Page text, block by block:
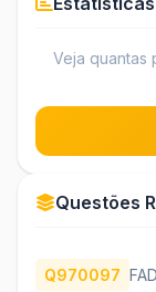
Veja quantas
Questões
Q970097